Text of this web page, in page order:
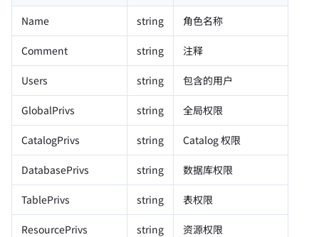
Name
string 角色名称
Comment string 注释
Users string 包含的用户
GlobalPrivs string 全局权限
CatalogPrivs string Catalog 权限
DatabasePrivs string 数据库权限
TablePrivs string 表权限
ResourcePrivs string 资源权限